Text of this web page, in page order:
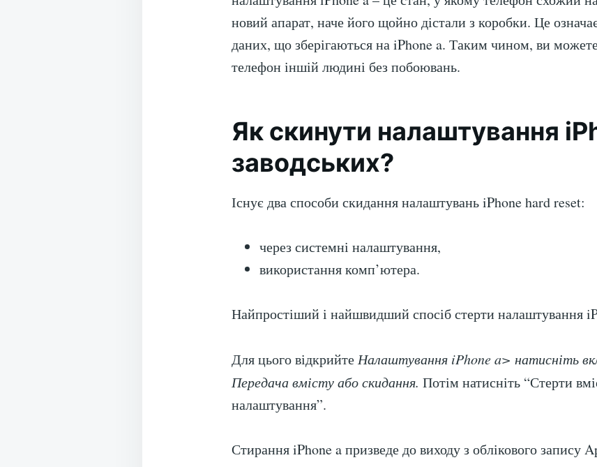
новий апарат, наче його щойно дістали з коробки. Це
даних, що зберігаються на iPhone a. Таким чином, ви
телефон іншій людині без побоювань.
Як скинути налаштування
заводських?
Існує два способи скидання налаштувань iPhone hard reset:
через системні налаштування,
використання комп’ютера.
Найпростіший і найшвидший спосіб стерти налаштування
Для цього відкрийте Налаштування iPhone a> натисніть
Передача вмісту або скидання. Потім натисніть “Стерти
налаштування”.
Стирання iPhone a призведе до виходу з облікового запису